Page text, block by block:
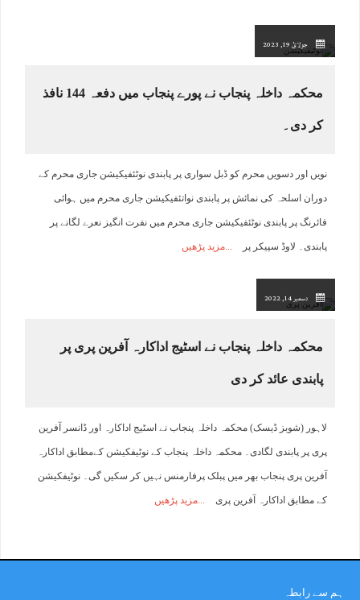
جولائ 19, 2023
محکمہ داخلہ پنجاب نے پورے پنجاب میں دفعہ 144 نافذ
کر دی۔
نویں اور دسویں محرم کو ڈبل سواری پر پابندی نوٹئفیکیشن جاری محرم کے
دوران اسلحہ کی نمائش پر پابندی نواتئفیکیشن جاری محرم میں ہوائی
فائرنگ پر پابندی نوٹئفیکیشن جاری محرم میں نفرت انگیز نعرے لگانے پر
پابندی۔ لاوڈ سپیکر پر مزید پڑھیں
دسمبر 14, 2022
محکمہ داخلہ پنجاب نے اسٹیج اداکارہ آفرین پری پر
پابندی عائد کر دی
لاہور (شوبز ڈیسک) محکمہ داخلہ پنجاب نے اسٹیج اداکارہ اور ڈانسر آفرین
پری پر پابندی لگادی۔ محکمہ داخلہ پنجاب کے نوٹیفکیشن کےمطابق اداکارہ
آفرین پری پنجاب بھر میں پبلک پرفارمنس نہیں کر سکیں گی۔ نوٹیفکیشن
کے مطابق اداکارہ آفرین پری مزید پڑھیں
ہم سے رابطہ